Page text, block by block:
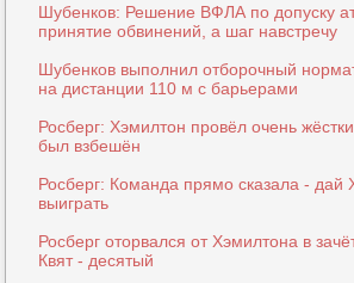
Шубенков: Решение ВФЛА по допуску
принятие обвинений, а шаг навстречу
Шубенков выполнил отборочный
на дистанции 110 м с барьерами
Росберг: Хэмилтон провёл очень
был взбешён
Росберг: Команда прямо сказала - дай
выиграть
Росберг оторвался от Хэмилтона в
Квят - десятый